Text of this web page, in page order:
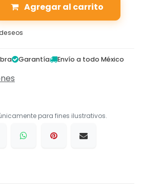
Agregar al carrito
Garantía Envío a todo México
para fines ilustrativos.